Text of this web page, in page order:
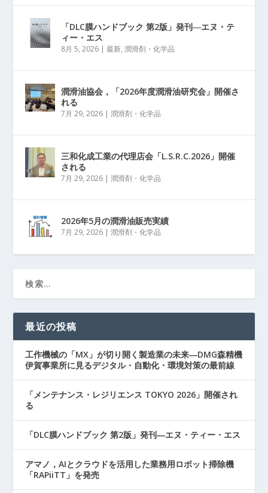
「DLC膜ハンドブック 第2版」発刊―エヌ・テ
ィー・エス
8月 5, 2026 |最新,潤滑剤・化学品
潤滑油協会，「2026年度潤滑油研究会」開催さ
れる
7月 29, 2026 |潤滑剤・化学品
三和化成工業の代理店会「L.S.R.C.2026」開催
される
7月 29, 2026 |潤滑剤・化学品
2026年5月の潤滑油販売実績
7月 29, 2026 |潤滑剤・化学品
最近の投稿
工作機械の「MX」が切り開く製造業の未来―DMG森精機
伊賀事業所に見るデジタル・自動化・環境対策の最前線
「メンテナンス・レジリエンス TOKYO 2026」開催され
る
「DLC膜ハンドブック 第2版」発刊―エヌ・ティー・エス
アマノ，AIとクラウドを活用した業務用ロボット掃除機
「RAPiiTT」を発売